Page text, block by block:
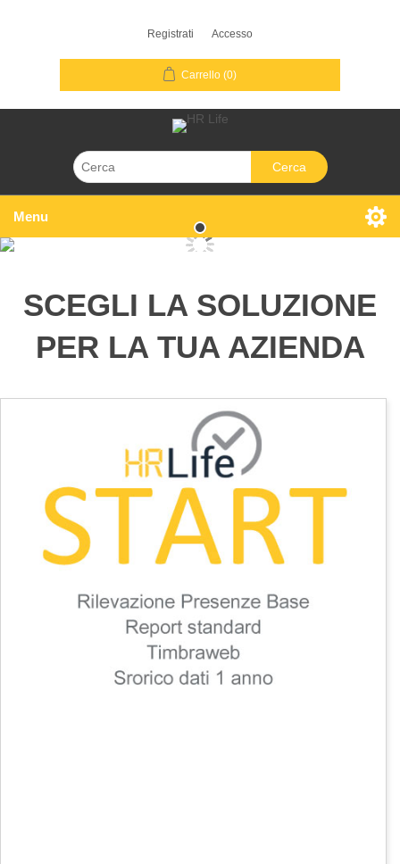
Registrati Accesso
Carrello (0)
Cerca
Menu
SCEGLI LA SOLUZIONE
PER LA TUA AZIENDA